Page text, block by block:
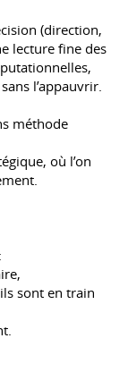
(direction,
lecture fine des
l’appauvrir.
méthode
où l’on
sont en train